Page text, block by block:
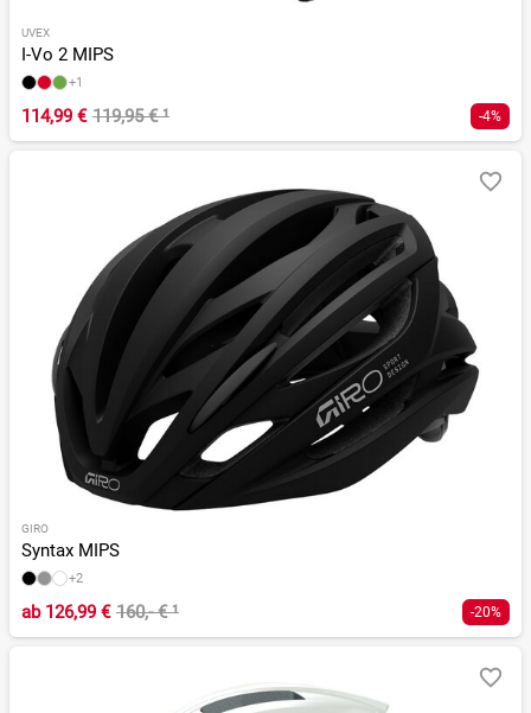
UVEX
I-Vo 2 MIPS
+1
114,99 € 119,95 €¹ -4%
GIRO
Syntax MIPS
+2
ab126,99 € 160,- €¹ -20%